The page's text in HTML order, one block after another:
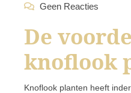
Geen Reacties
De
knoflook
Knoflook planten heeft